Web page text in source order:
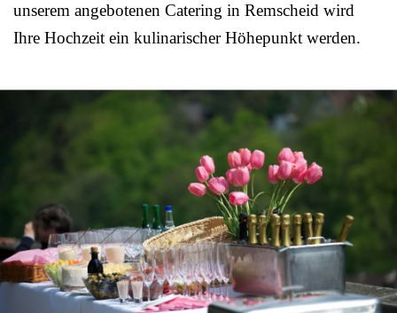
unserem angebotenen Catering in Remscheid wird
Ihre Hochzeit ein kulinarischer Höhepunkt werden.